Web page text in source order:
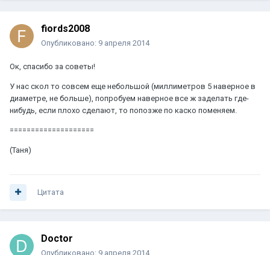
fiords2008
Опубликовано: 9 апреля 2014
Ок, спасибо за советы!
У нас скол то совсем еще небольшой (миллиметров 5 наверное в
диаметре, не больше), попробуем наверное все ж заделать где-
нибудь, если плохо сделают, то попозже по каско поменяем.
====================
(Таня)
Цитата
Doctor
Опубликовано: 9 апреля 2014